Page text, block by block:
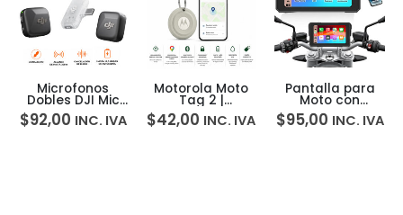
Microfonos
Dobles DJI Mic
Mini USB-C +
Mobile RX
$92,00 INC. IVA
Motorola Moto
Tag 2 |
Localizador
Bluetooth UWB
$42,00 INC. IVA
Pantalla para
Moto con
CarPlay y
Android Auto 5”
$95,00 INC. IVA